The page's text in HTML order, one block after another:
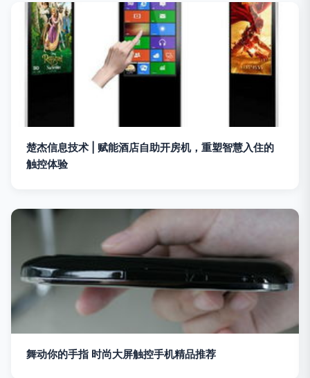
楚杰信息技术 | 赋能酒店自助开房机，重塑智慧入住的
触控体验
舞动你的手指 时尚大屏触控手机精品推荐